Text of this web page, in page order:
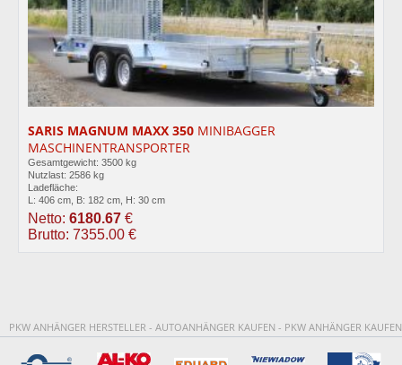
SARIS MAGNUM MAXX 350 MINIBAGGER
MASCHINENTRANSPORTER
Gesamtgewicht: 3500 kg
Nutzlast: 2586 kg
Ladefläche:
L: 406 cm, B: 182 cm, H: 30 cm
Netto: 6180.67 €
Brutto: 7355.00 €
PKW ANHÄNGER HERSTELLER - AUTOANHÄNGER KAUFEN - PKW ANHÄNGER KAUFEN